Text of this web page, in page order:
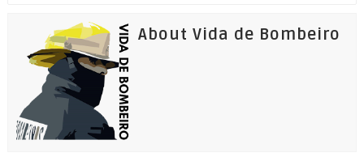
About Vida de Bombeiro